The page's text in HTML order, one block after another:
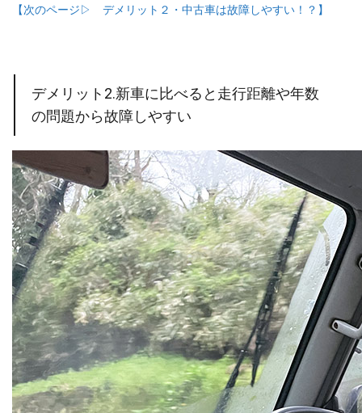
【次のページ▷ デメリット２・中古車は故障しやすい！？】
デメリット2.新車に比べると走行距離や年数
の問題から故障しやすい